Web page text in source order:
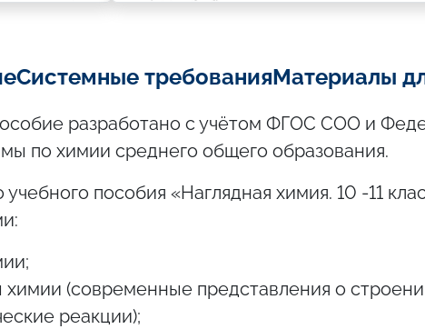
Системные требованияМатериалы
разработано с учётом ФГОС СОО и
по химии среднего общего образования.
пособия «Наглядная химия. 10 -11
(современные представления о
реакции);